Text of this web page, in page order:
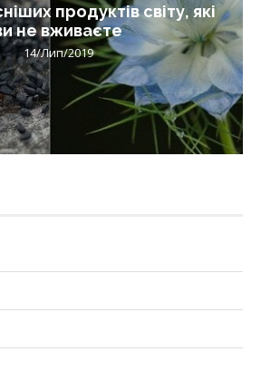
продуктів світу, які
не вживаєте
14/Лип/2019